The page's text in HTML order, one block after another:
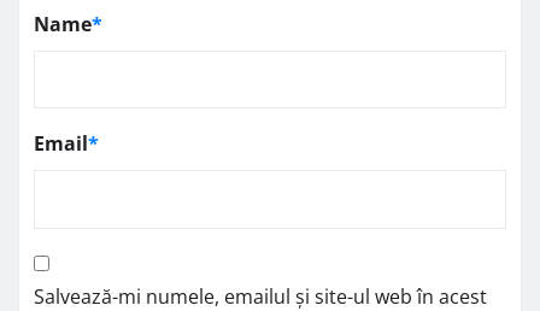
Name*
Email*
Salvează-mi numele, emailul și site-ul web în acest